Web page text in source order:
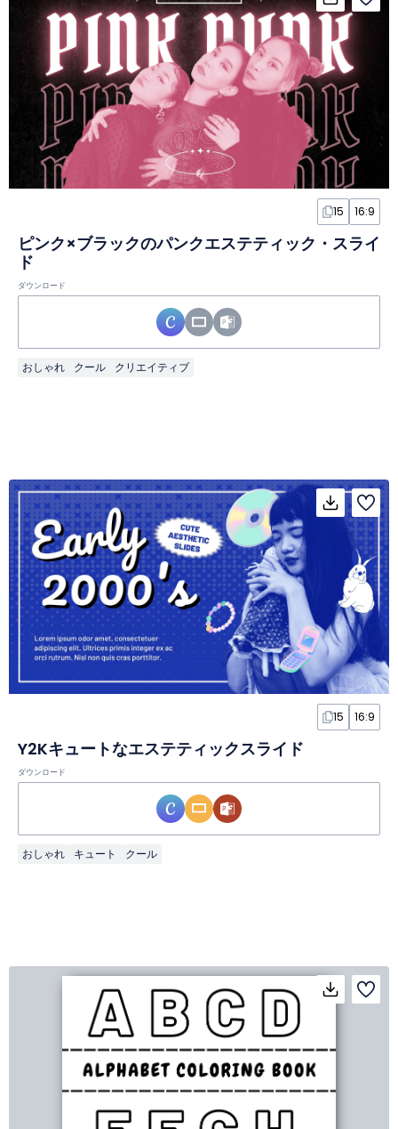
15 16:9
ピンク×ブラックのパンクエステティック・スライ
ド
ダウンロード
おしゃれ クール クリエイティブ
15 16:9
Y2Kキュートなエステティックスライド
ダウンロード
おしゃれ キュート クール